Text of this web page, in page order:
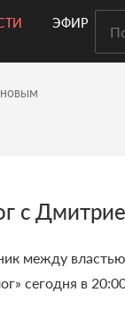
ЭФИР
с
между
сегодня в